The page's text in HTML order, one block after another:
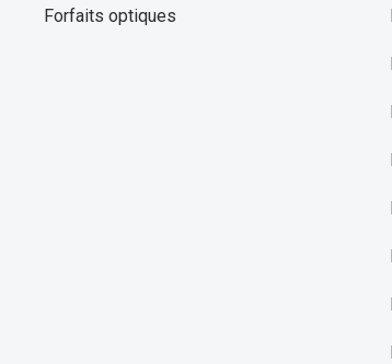
Forfaits optiques